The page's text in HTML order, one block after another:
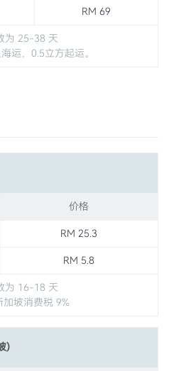
RM 69
为 25-38 天
运，0.5立方起运。
价格
RM 25.3
RM 5.8
为 16-18 天
加坡消费税 9%
)